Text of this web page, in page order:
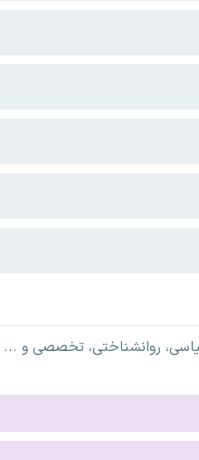
روانشناختی، تخصصی و ...